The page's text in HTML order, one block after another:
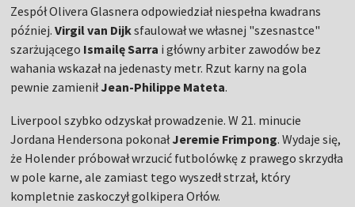
Zespół Olivera Glasnera odpowiedział niespełna kwadrans
później.Virgil van Dijksfaulował we własnej "szesnastce"
szarżującego Ismailę Sarra i główny arbiter zawodów bez
wahania wskazał na jedenasty metr. Rzut karny na gola
pewnie zamieniłJean-Philippe Mateta.
Liverpool szybko odzyskał prowadzenie. W 21. minucie
Jordana Hendersona pokonałJeremie Frimpong. Wydaje się,
że Holender próbował wrzucić futbolówkę z prawego skrzydła
w pole karne, ale zamiast tego wyszedł strzał, który
kompletnie zaskoczył golkipera Orłów.